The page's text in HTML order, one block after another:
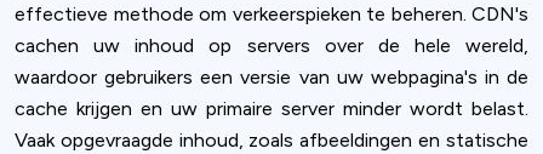
effectieve methode om verkeerspieken te beheren. CDN's
cachen uw inhoud op servers over de hele wereld,
waardoor gebruikers een versie van uw webpagina's in de
cache krijgen en uw primaire server minder wordt belast.
Vaak opgevraagde inhoud, zoals afbeeldingen en statische